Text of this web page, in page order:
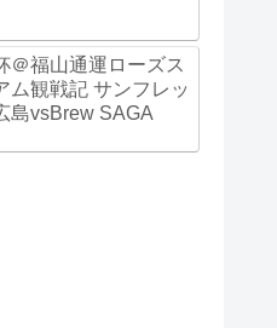
＠福山通運ローズス
ム観戦記 サンフレッ
島vsBrew SAGA